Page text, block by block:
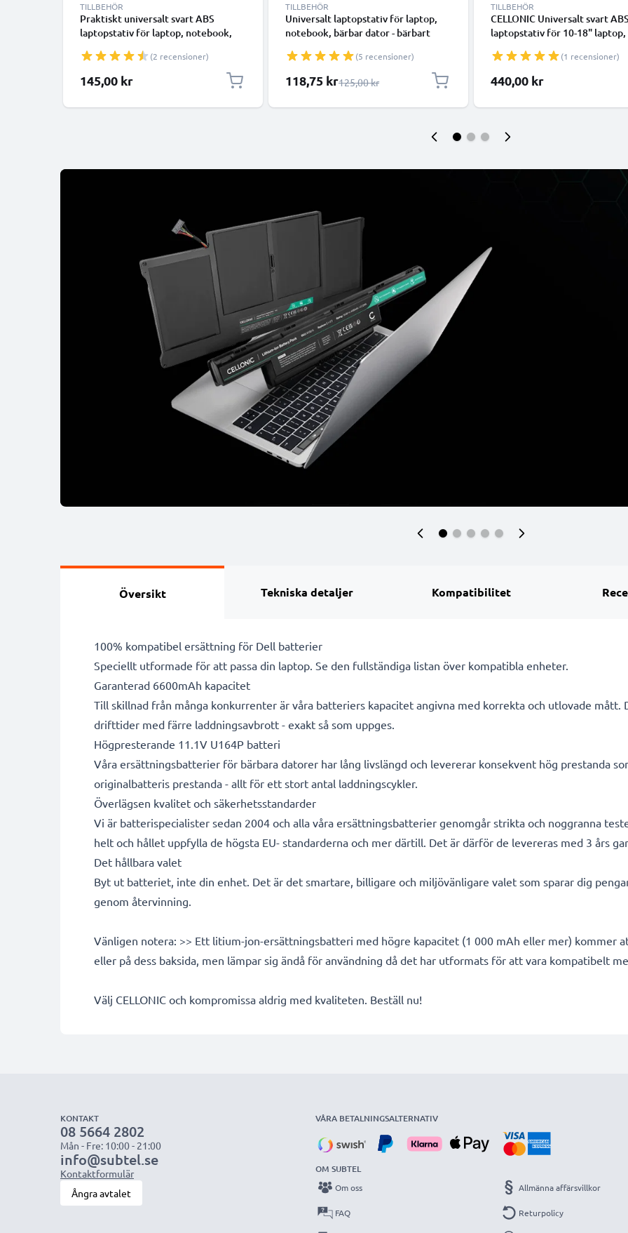
TILLBEHÖR
Praktiskt universalt svart ABS
laptopstativ för laptop, notebook,
vinkel - förenklar och optimerar
notebookens ventilation
(2 recensioner)
145,00 kr
TILLBEHÖR
Universalt laptopstativ för laptop,
notebook, bärbar dator - bärbart
optimerar notebookens ventilation
(5 recensioner)
Specialpris
118,75 krOrdinarie pris
125,00 kr
TILLBEHÖR
CELLONIC Universalt svart
laptopstativ för 10-18" laptop,
datorstöd med vinkel -
optimerar notebookens
(1 recensioner)
440,00 kr
Översikt Tekniska detaljer Kompatibilitet
100% kompatibel ersättning för Dell batterier
Speciellt utformade för att passa din laptop. Se den fullständiga listan över kompatibla enheter.
Garanterad 6600mAh kapacitet
Till skillnad från många konkurrenter är våra batteriers kapacitet angivna med korrekta och utlovade
drifttider med färre laddningsavbrott - exakt så som uppges.
Högpresterande 11.1V U164P batteri
Våra ersättningsbatterier för bärbara datorer har lång livslängd och levererar konsekvent hög prestanda
originalbatteris prestanda - allt för ett stort antal laddningscykler.
Överlägsen kvalitet och säkerhetsstandarder
Vi är batterispecialister sedan 2004 och alla våra ersättningsbatterier genomgår strikta och noggranna
helt och hållet uppfylla de högsta EU- standarderna och mer därtill. Det är därför de levereras med 3 års
Det hållbara valet
Byt ut batteriet, inte din enhet. Det är det smartare, billigare och miljövänligare valet som sparar dig
genom återvinning.
Vänligen notera: >> Ett litium-jon-ersättningsbatteri med högre kapacitet (1 000 mAh eller mer) kommer
eller på dess baksida, men lämpar sig ändå för användning då det har utformats för att vara kompatibelt
Välj CELLONIC och kompromissa aldrig med kvaliteten. Beställ nu!
KONTAKT
08 5664 2802
Mån - Fre: 10:00 - 21:00
info@subtel.se
Kontaktformulär
Ångra avtalet
VÅRA BETALNINGSALTERNATIV
OM SUBTEL
Om oss
FAQ
Allmänna affärsvillkor
Returpolicy